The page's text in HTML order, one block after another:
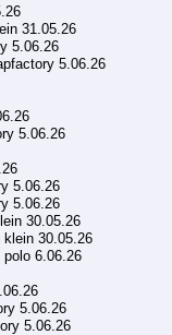
31.05.26
5.06.26
5.06.26
5.06.26
5.06.26
5.06.26
30.05.26
30.05.26
6.06.26
5.06.26
5.06.26